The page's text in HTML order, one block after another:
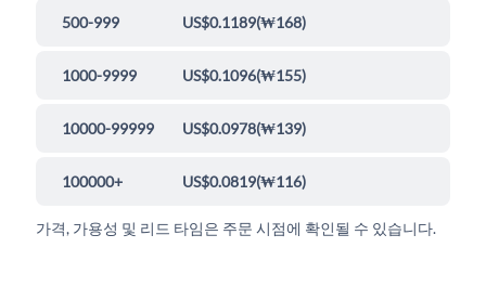
500-999 US$0.1189(₩168)
1000-9999 US$0.1096(₩155)
10000-99999 US$0.0978(₩139)
100000+ US$0.0819(₩116)
가격, 가용성 및 리드 타임은 주문 시점에 확인될 수 있습니다.